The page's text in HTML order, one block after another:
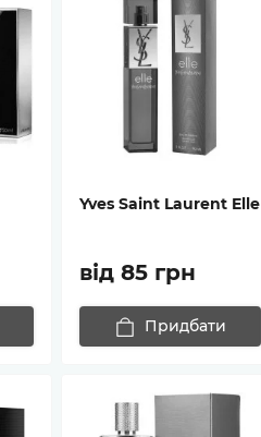
Yves Saint Laurent Elle
від 85 грн
Придбати